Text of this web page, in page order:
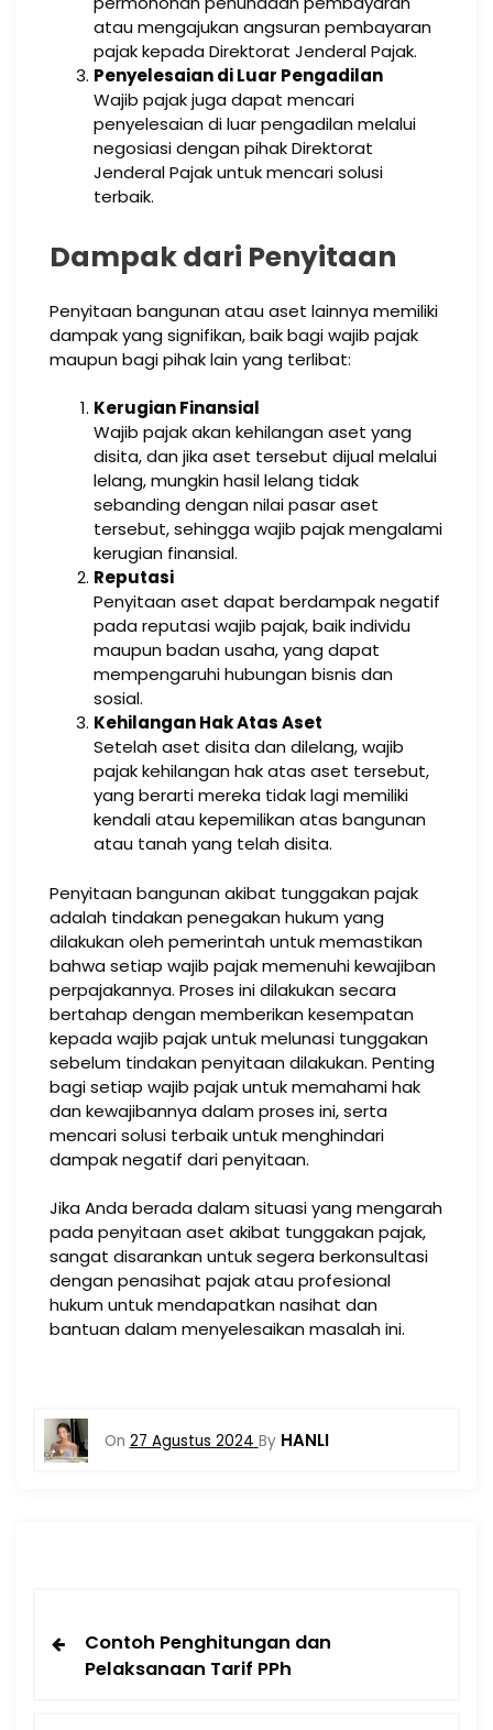
atau mengajukan angsuran pembayaran
pajak kepada Direktorat Jenderal Pajak.
Penyelesaian di Luar Pengadilan
Wajib pajak juga dapat mencari
penyelesaian di luar pengadilan melalui
negosiasi dengan pihak Direktorat
Jenderal Pajak untuk mencari solusi
terbaik.
Dampak dari Penyitaan
Penyitaan bangunan atau aset lainnya memiliki
dampak yang signifikan, baik bagi wajib pajak
maupun bagi pihak lain yang terlibat:
Kerugian Finansial
Wajib pajak akan kehilangan aset yang
disita, dan jika aset tersebut dijual melalui
lelang, mungkin hasil lelang tidak
sebanding dengan nilai pasar aset
tersebut, sehingga wajib pajak mengalami
kerugian finansial.
Reputasi
Penyitaan aset dapat berdampak negatif
pada reputasi wajib pajak, baik individu
maupun badan usaha, yang dapat
mempengaruhi hubungan bisnis dan
sosial.
Kehilangan Hak Atas Aset
Setelah aset disita dan dilelang, wajib
pajak kehilangan hak atas aset tersebut,
yang berarti mereka tidak lagi memiliki
kendali atau kepemilikan atas bangunan
atau tanah yang telah disita.
Penyitaan bangunan akibat tunggakan pajak
adalah tindakan penegakan hukum yang
dilakukan oleh pemerintah untuk memastikan
bahwa setiap wajib pajak memenuhi kewajiban
perpajakannya. Proses ini dilakukan secara
bertahap dengan memberikan kesempatan
kepada wajib pajak untuk melunasi tunggakan
sebelum tindakan penyitaan dilakukan. Penting
bagi setiap wajib pajak untuk memahami hak
dan kewajibannya dalam proses ini, serta
mencari solusi terbaik untuk menghindari
dampak negatif dari penyitaan.
Jika Anda berada dalam situasi yang mengarah
pada penyitaan aset akibat tunggakan pajak,
sangat disarankan untuk segera berkonsultasi
dengan penasihat pajak atau profesional
hukum untuk mendapatkan nasihat dan
bantuan dalam menyelesaikan masalah ini.
On 27 Agustus 2024 By HANLI
Contoh Penghitungan dan
Pelaksanaan Tarif PPh